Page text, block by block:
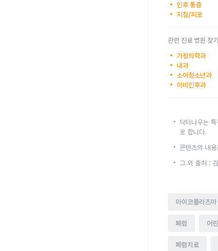
인후 통증
지침/피로
관련 진료 병원 찾
가정의학과
내과
소아청소년과
이비인후과
닥터나우는
로 합니다.
콘텐츠의 내
그 외 출처 :
마이코플라즈마
폐렴 어
폐렴치료